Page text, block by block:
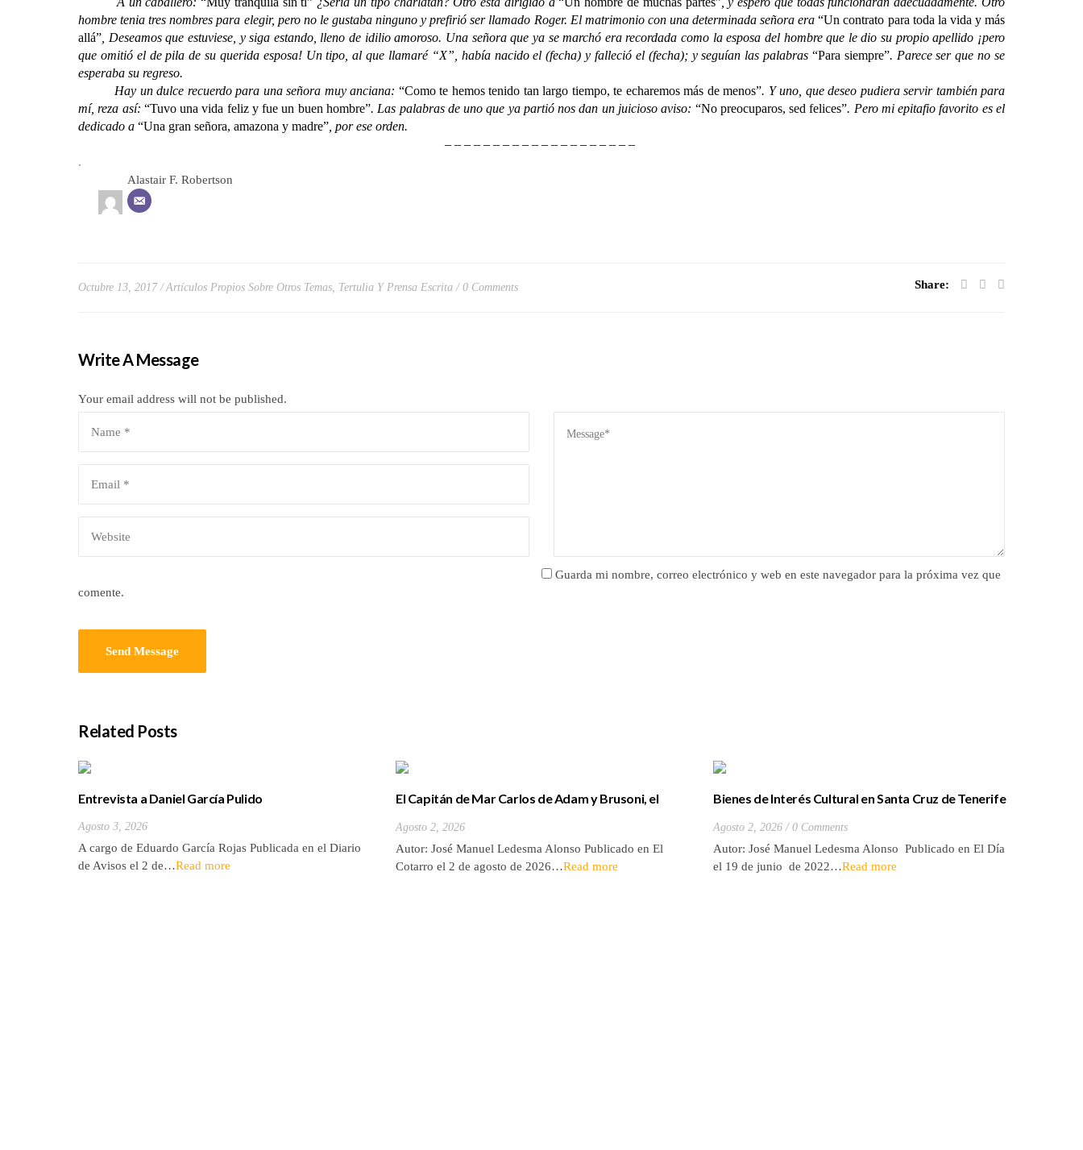
hombre tenia tres nombres para elegir, pero no le gustaba ninguno y prefirió ser llamado Roger. El matrimonio con una determinada señora era“Un contrato para toda la vida y más
allá”, Deseamos que estuviese, y siga estando, lleno de idilio amoroso. Una señora que ya se marchó era recordada como la esposa del hombre que le dio su propio apellido ¡pero
que omitió el de pila de su querida esposa! Un tipo, al que llamaré “X”, había nacido el (fecha) y falleció el (fecha); y seguían las palabras “Para siempre”. Parece ser que no se
esperaba su regreso.
Hay un dulce recuerdo para una señora muy anciana: “Como te hemos tenido tan largo tiempo, te echaremos más de menos”. Y uno, que deseo pudiera servir también para
mí, reza así: “Tuvo una vida feliz y fue un buen hombre”. Las palabras de uno que ya partió nos dan un juicioso aviso: “No preocuparos, sed felices”. Pero mi epitafio favorito es el
dedicado a “Una gran señora, amazona y madre”, por ese orden.
– – – – – – – – – – – – – – – – – – – –
.
Alastair F. Robertson
Octubre 13, 2017 Artículos Propios Sobre Otros Temas, Tertulia Y Prensa Escrita 0 Comments Share:
Write A Message
Your email address will not be published.
Guarda mi nombre, correo electrónico y web en este navegador para la próxima vez que
comente.
Related Posts
Entrevista a Daniel García Pulido
Agosto 3, 2026
A cargo de Eduardo García Rojas Publicada en el Diario
de Avisos el 2 de…Read more
El Capitán de Mar Carlos de Adam y Brusoni, el
Agosto 2, 2026
Autor: José Manuel Ledesma Alonso Publicado en El
Cotarro el 2 de agosto de 2026…Read more
Bienes de Interés Cultural en Santa Cruz de Tenerife
Agosto 2, 2026 0 Comments
Autor: José Manuel Ledesma Alonso Publicado en El Día
el 19 de junio de 2022…Read more